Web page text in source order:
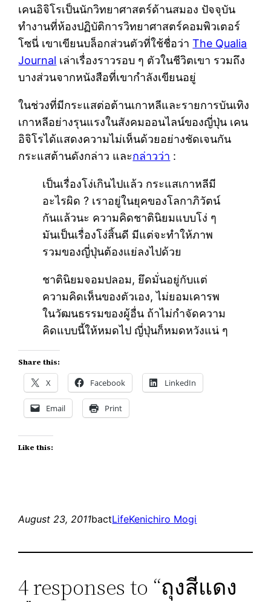
เคนอิจิโรเป็นนักวิทยาศาสตร์ด้านสมอง ปัจจุบัน
ทำงานที่ห้องปฏิบัติการวิทยาศาสตร์คอมพิวเตอร์
โซนี่ เขาเขียนบล็อกส่วนตัวที่ใช้ชื่อว่าThe Qualia
Journal เล่าเรื่องราวรอบ ๆ ตัวในชีวิตเขา รวมถึง
บางส่วนจากหนังสือที่เขากำลังเขียนอยู่
ในช่วงที่มีกระแสต่อต้านเกาหลีและรายการบันเทิง
เกาหลีอย่างรุนแรงในสังคมออนไลน์ของญี่ปุ่น เคน
อิจิโรได้แสดงความไม่เห็นด้วยอย่างชัดเจนกัน
กระแสต้านดังกล่าว และกล่าวว่า :
เป็นเรื่องโง่เกินไปแล้ว กระแสเกาหลีมี
อะไรผิด ? เราอยู่ในยุคของโลกาภิวัตน์
กันแล้วนะ ความคิดชาตินิยมแบบโง่ ๆ
มันเป็นเรื่องโง่สิ้นดี มีแต่จะทำให้ภาพ
รวมของญี่ปุ่นต้องแย่ลงไปด้วย
ชาตินิยมจอมปลอม, ยึดมั่นอยู่กับแต่
ความคิดเห็นของตัวเอง, ไม่ยอมเคารพ
ในวัฒนธรรมของผู้อื่น ถ้าไม่กำจัดความ
คิดแบบนี้ให้หมดไป ญี่ปุ่นก็หมดหวังแน่ ๆ
Share this:
X Facebook LinkedIn
Email Print
Like this:
August 23, 2011bactLifeKenichiro Mogi
4 responses to “ถุงสีแดง